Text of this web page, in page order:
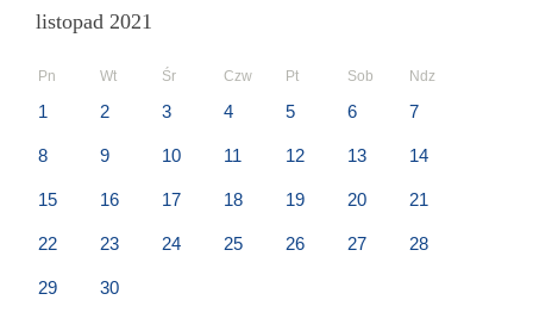
listopad 2021
Pn Wt Śr Czw Pt Sob Ndz
1 2 3 4 5 6 7
8 9 10 11 12 13 14
15 16 17 18 19 20 21
22 23 24 25 26 27 28
29 30